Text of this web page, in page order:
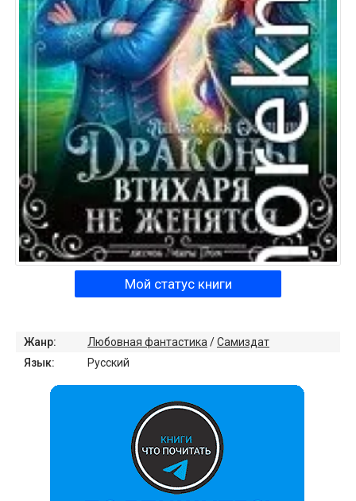
Мой статус книги
Жанр: Любовная фантастика /Самиздат
Язык:
Русский